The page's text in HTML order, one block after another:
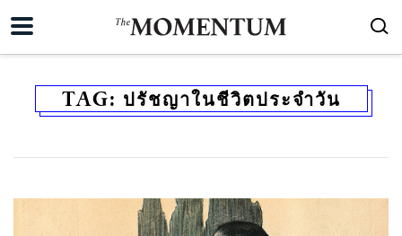
TAG: ปรัชญาในชีวิตประจำวัน